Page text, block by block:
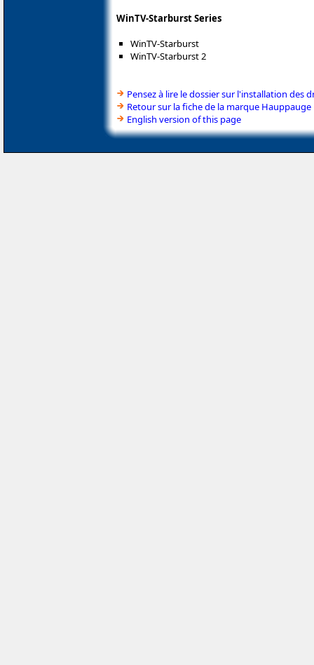
WinTV-Starburst Series
WinTV-Starburst
WinTV-Starburst 2
Pensez à lire le dossier sur l'installation des
Retour sur la fiche de la marque Hauppauge
English version of this page